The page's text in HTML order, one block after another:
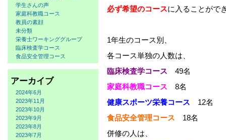
学生さんの声
家庭科教職コース
教員の素顔
未分類
栄養士ワーキンググループ
臨床検査学コース
食品安全管理コース
アーカイブ
2024年6月
2023年11月
2023年10月
2023年9月
2023年8月
2023年7月
必ず希望のコースに入ることがで
1年生のコース別、
各コース単独の人数は、
臨床検査学コース 49名
家庭科教職コース 8名
健康スポーツ栄養コース 12名
食品安全管理コース 18名
併修の人は、